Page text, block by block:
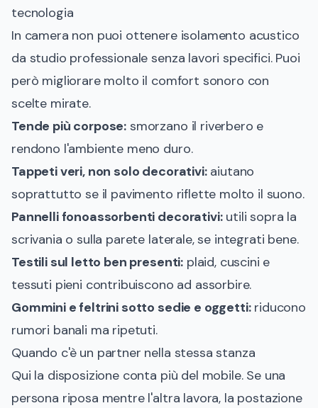
tecnologia
In camera non puoi ottenere isolamento acustico
da studio professionale senza lavori specifici. Puoi
però migliorare molto il comfort sonoro con
scelte mirate.
Tende più corpose: smorzano il riverbero e
rendono l'ambiente meno duro.
Tappeti veri, non solo decorativi:aiutano
soprattutto se il pavimento riflette molto il suono.
Pannelli fonoassorbenti decorativi:utili sopra la
scrivania o sulla parete laterale, se integrati bene.
Testili sul letto ben presenti: plaid, cuscini e
tessuti pieni contribuiscono ad assorbire.
Gommini e feltrini sotto sedie e oggetti:riducono
rumori banali ma ripetuti.
Quando c'è un partner nella stessa stanza
Qui la disposizione conta più del mobile. Se una
persona riposa mentre l'altra lavora, la postazione